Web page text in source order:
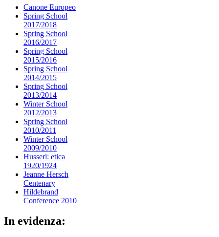
Canone Europeo
Spring School
2017/2018
Spring School
2016/2017
Spring School
2015/2016
Spring School
2014/2015
Spring School
2013/2014
Winter School
2012/2013
Spring School
2010/2011
Winter School
2009/2010
Husserl: etica
1920/1924
Jeanne Hersch
Centenary
Hildebrand
Conference 2010
In evidenza: